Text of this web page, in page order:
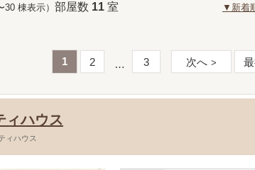
30 棟表示） 部屋数 11 室 ▼新着
1 2 3 次へ
ィハウス
ィハウス